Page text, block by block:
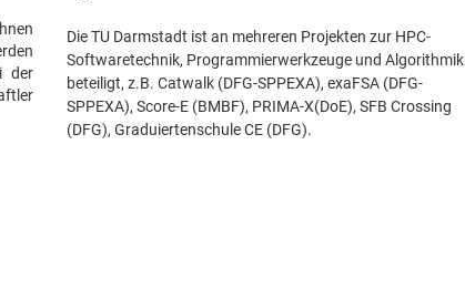
der
Die TU Darmstadt ist an mehreren Projekten zur HPC-
Softwaretechnik, Programmierwerkzeuge und Algorithmik
beteiligt, z.B. Catwalk (DFG-SPPEXA), exaFSA (DFG-
SPPEXA), Score-E (BMBF), PRIMA-X(DoE), SFB Crossing
(DFG), Graduiertenschule CE (DFG).